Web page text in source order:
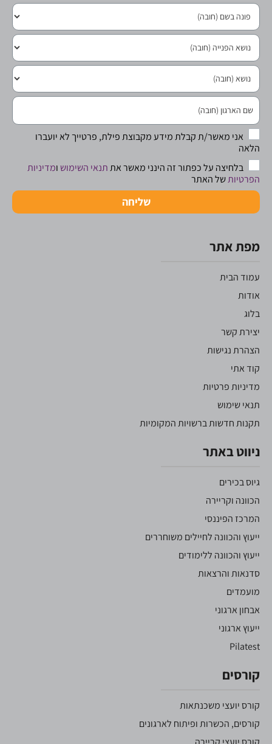
אני מאשר/ת קבלת מידע מקבוצת פילת, פרטייך לא יועברו
הלאה
בלחיצה על כפתור זה הינני מאשר אתתנאי השימוש ומדיניות
הפרטיותשל האתר
שליחה
מפת אתר
עמוד הבית
אודות
בלוג
יצירת קשר
הצהרת נגישות
קוד אתי
מדיניות פרטיות
תנאי שימוש
תקנות חדשות ברשויות המקומיות
ניווט באתר
גיוס בכירים
הכוונה וקריירה
המרכז הפיננסי
ייעוץ והכוונה לחיילים משוחררים
ייעוץ והכוונה ללימודים
סדנאות והרצאות
מועמדים
אבחון ארגוני
ייעוץ ארגוני
Pilatest
קורסים
קורס יועצי משכנתאות
קורסים, הכשרות ופיתוח לארגונים